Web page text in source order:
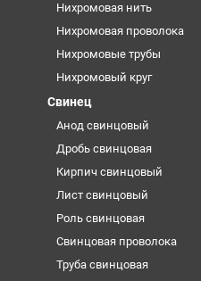
Нихромовая нить
Нихромовая проволока
Нихромовые трубы
Нихромовый круг
Свинец
Анод свинцовый
Дробь свинцовая
Кирпич свинцовый
Лист свинцовый
Роль свинцовая
Свинцовая проволока
Труба свинцовая